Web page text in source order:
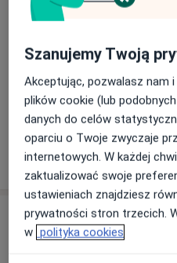
Dzieci w wieku od 15 lat
Rodzaje konsultacji
StacjonarneZobacz
Konsultacje online
Usługi i ceny
Szanujemy Twoją
Akceptując, pozwalasz nam
plików cookie (lub
danych do celów
oparciu o Twoje zwyczaje
internetowych. W każdej
zaktualizować swoje
ustawieniach znajdziesz
prywatności stron trzecich.
w polityka cookies